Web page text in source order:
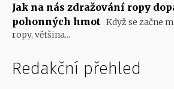
Jak na nás zdražování ropy
pohonných hmot Když se začne
ropy, většina...
Redakční přehled